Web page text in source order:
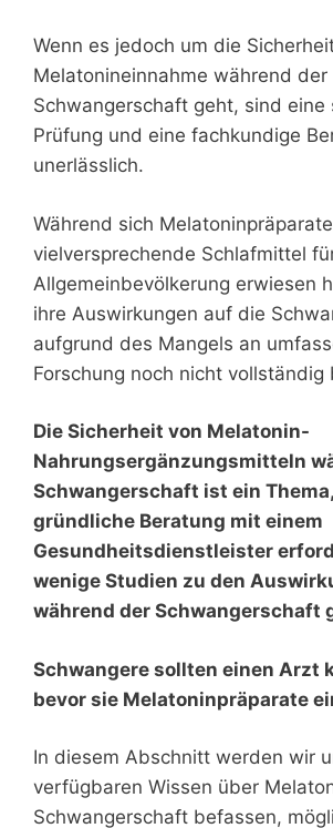
Wenn es jedoch um die
Melatonineinnahme während der
Schwangerschaft geht, sind eine
Prüfung und eine fachkundige
unerlässlich.
Während sich
vielversprechende Schlafmittel
Allgemeinbevölkerung erwiesen
ihre Auswirkungen auf die
aufgrund des Mangels an
Forschung noch nicht vollständig
Die Sicherheit von Melatonin-
Nahrungsergänzungsmitteln
Schwangerschaft ist ein
gründliche Beratung mit einem
Gesundheitsdienstleister
wenige Studien zu den
während der Schwangerschaft
Schwangere sollten einen Arzt
bevor sie Melatoninpräparate
In diesem Abschnitt werden wir
verfügbaren Wissen über
Schwangerschaft befassen,